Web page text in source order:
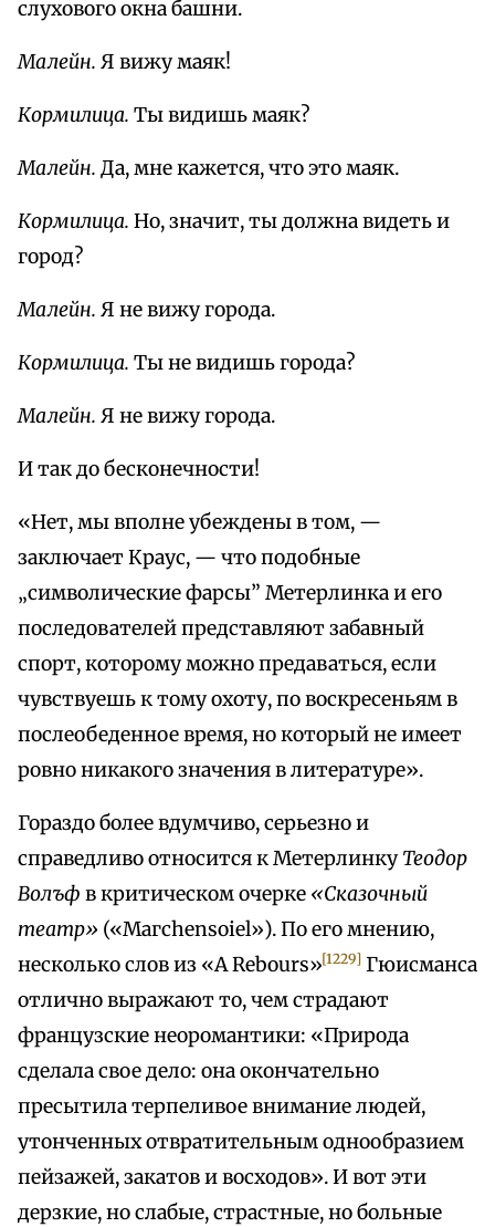
слухового окна башни.
Малейн. Я вижу маяк!
Кормилица. Ты видишь маяк?
Малейн. Да, мне кажется, что это маяк.
Кормилица. Но, значит, ты должна видеть и
город?
Малейн. Я не вижу города.
Кормилица. Ты не видишь города?
Малейн. Я не вижу города.
И так до бесконечности!
«Нет, мы вполне убеждены в том, —
заключает Краус, — что подобные
„символические фарсы” Метерлинка и его
последователей представляют забавный
спорт, которому можно предаваться, если
чувствуешь к тому охоту, по воскресеньям в
послеобеденное время, но который не имеет
ровно никакого значения в литературе».
Гораздо более вдумчиво, серьезно и
справедливо относится к МетерлинкуТеодор
Волъф в критическом очерке «Сказочный
театр» («Магchensoiel»). По его мнению,
несколько слов из «А Rebours»[1229] Гюисманса
отлично выражают то, чем страдают
французские неоромантики: «Природа
сделала свое дело: она окончательно
пресытила терпеливое внимание людей,
утонченных отвратительным однообразием
пейзажей, закатов и восходов». И вот эти
дерзкие, но слабые, страстные, но больные